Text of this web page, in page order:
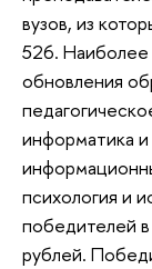
вузов, из
526. Наиболее
обновления
информатика и
психология и
победителей
рублей.